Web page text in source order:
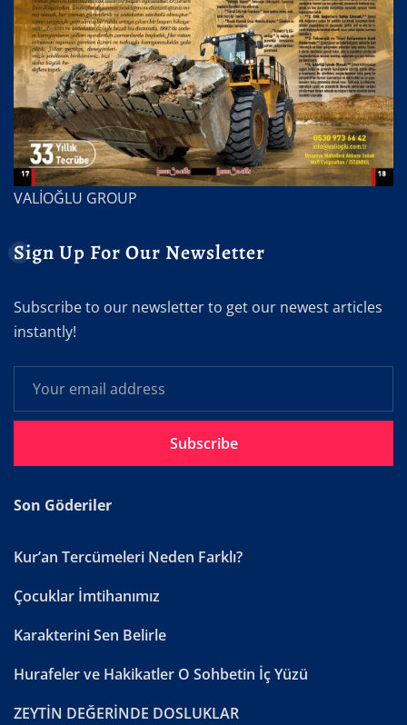
VALİOĞLU GROUP
Sign Up For Our Newsletter
Subscribe to our newsletter to get our newest articles
instantly!
Subscribe
Son Göderiler
Kur’an Tercümeleri Neden Farklı?
Çocuklar İmtihanımız
Karakterini Sen Belirle
Hurafeler ve Hakikatler O Sohbetin İç Yüzü
ZEYTİN DEĞERİNDE DOSLUKLAR